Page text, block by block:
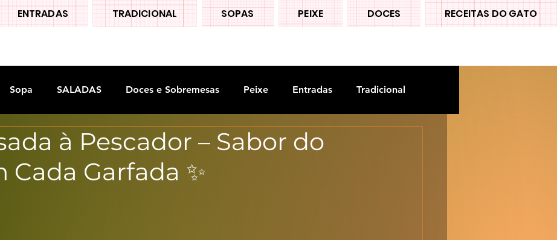
ENTRADAS TRADICIONAL SOPAS PEIXE DOCES RECEITAS DO GATO
Sopa SALADAS Doces e Sobremesas Peixe Entradas Tradicional
Legumes
à Pescador – Sabor do
Cada Garfada ✨